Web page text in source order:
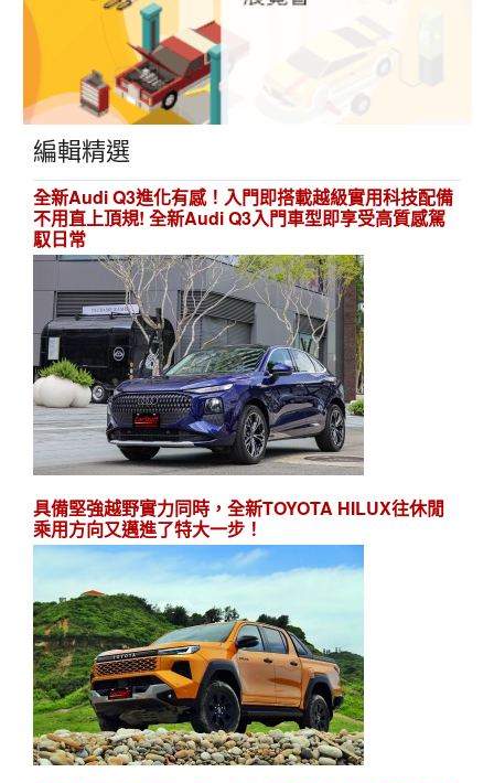
編輯精選
全新Audi Q3進化有感！入門即搭載越級實用科技配備
不用直上頂規! 全新Audi Q3入門車型即享受高質感駕
馭日常
具備堅強越野實力同時，全新TOYOTA HILUX往休閒
乘用方向又邁進了特大一步！